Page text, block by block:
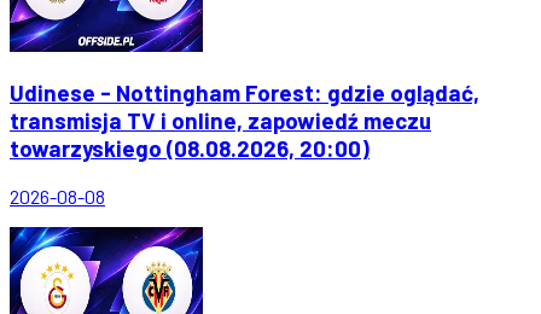
Udinese - Nottingham Forest: gdzie oglądać,
transmisja TV i online, zapowiedź meczu
towarzyskiego (08.08.2026, 20:00)
2026-08-08